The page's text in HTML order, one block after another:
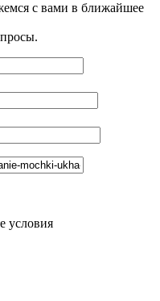
с вами в ближайшее
условия